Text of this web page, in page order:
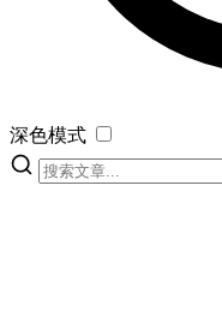
深色模式